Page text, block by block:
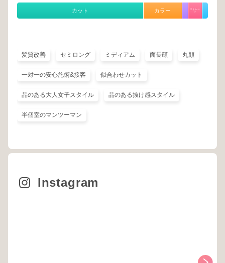
カット カラー
ストレー
ト
髪質改善 セミロング ミディアム 面長顔 丸顔
一対一の安心施術&接客 似合わせカット
品のある大人女子スタイル 品のある抜け感スタイル
半個室のマンツーマン
Instagram